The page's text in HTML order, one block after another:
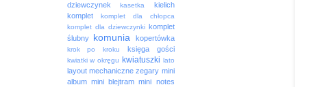
dziewczynek
kasetka
kielich
komplet
komplet dla chłopca
komplet dla dziewczynki komplet
ślubny
komunia kopertówka
krok po kroku księga gości
kwiatki w okręgu kwiatuszki lato
layout mechaniczne zegary mini
album mini blejtram mini notes